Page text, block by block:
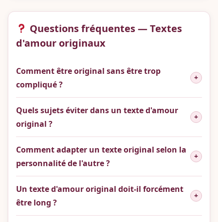
Questions fréquentes — Textes
d'amour originaux
Comment être original sans être trop
compliqué ?
+
Quels sujets éviter dans un texte d'amour
original ?
+
Comment adapter un texte original selon la
personnalité de l'autre ?
+
Un texte d'amour original doit-il forcément
être long ?
+